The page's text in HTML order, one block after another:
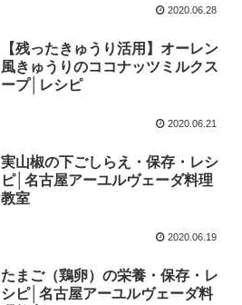
2020.06.28
【残ったきゅうり活用】オーレン
風きゅうりのココナッツミルクス
ープ│レシピ
2020.06.21
実山椒の下ごしらえ・保存・レシ
ピ│名古屋アーユルヴェーダ料理
教室
2020.06.19
たまご（鶏卵）の栄養・保存・レ
シピ│名古屋アーユルヴェーダ料